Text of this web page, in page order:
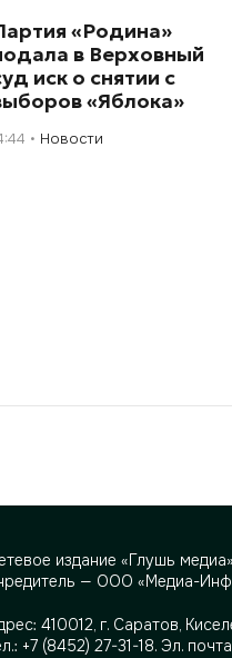
«Родина»
в Верховный
иск о снятии с
«Яблока»
Новости
издание «Глушь медиа»
— ООО «Медиа-
410012, г. Саратов,
+7 (8452) 27-31-18. Эл.